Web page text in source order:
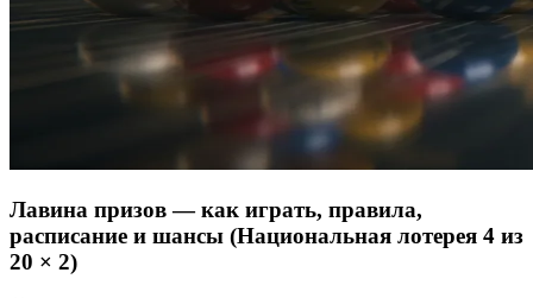
Лавина призов — как играть, правила,
расписание и шансы (Национальная лотерея 4 из
20 × 2)